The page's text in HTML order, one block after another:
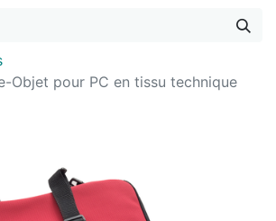
Objet pour PC en tissu technique